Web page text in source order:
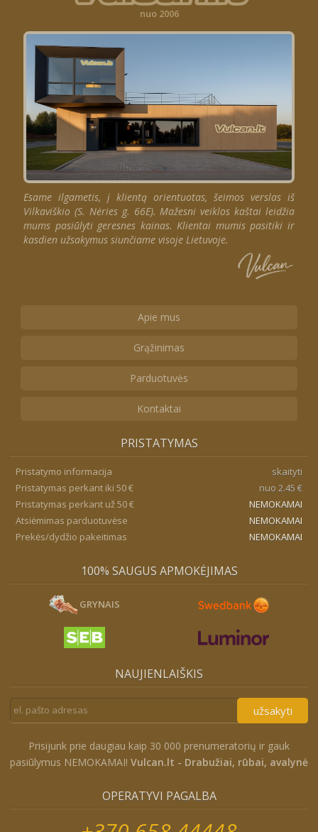
nuo 2006
Esame ilgametis, į klientą orientuotas, šeimos verslas iš
Vilkaviškio (S. Nėries g. 66E). Mažesni veiklos kaštai leidžia
mums pasiūlyti geresnes kainas. Klientai mumis pasitiki ir
kasdien užsakymus siunčiame visoje Lietuvoje.
Apie mus
Grąžinimas
Parduotuvės
Kontaktai
PRISTATYMAS
Pristatymo informacija
skaityti
Pristatymas perkant iki 50 €
nuo 2.45 €
Pristatymas perkant už 50 €
NEMOKAMAI
Atsiėmimas parduotuvėse
NEMOKAMAI
Prekės/dydžio pakeitimas
NEMOKAMAI
100% SAUGUS APMOKĖJIMAS
GRYNAIS
NAUJIENLAIŠKIS
užsakyti
Prisijunk prie daugiau kaip 30 000 prenumeratorių ir gauk
pasiūlymus NEMOKAMAI! Vulcan.lt - Drabužiai, rūbai, avalynė
OPERATYVI PAGALBA